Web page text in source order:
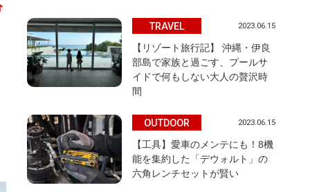
TRAVEL 2023.06.15
【リゾート旅行記】 沖縄・伊良
部島で家族と過ごす、プールサ
イドで何もしない大人の贅沢時
間
OUTDOOR 2023.06.15
【工具】愛車のメンテにも！8機
能を集約した「デウォルト」の
六角レンチセットが賢い